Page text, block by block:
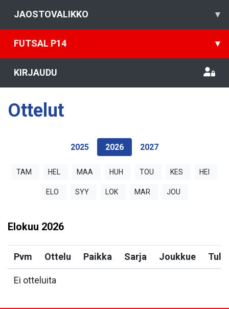
JAOSTOVALIKKO ▾
FUTSAL P14 ▾
KIRJAUDU
Ottelut
2025 2026 2027
TAM HEL MAA HUH TOU KES HEI
ELO SYY LOK MAR JOU
Elokuu 2026
Pvm Ottelu Paikka Sarja Joukkue
Ei otteluita